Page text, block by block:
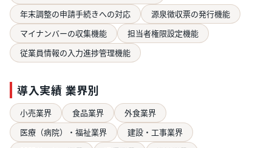
年末調整の申請手続きへの対応
源泉徴収票の発行機能
マイナンバーの収集機能
担当者権限設定機能
従業員情報の入力進捗管理機能
導入実績 業界別
小売業界 食品業界
外食業界
医療（病院）・福祉業界
建設・工事業界